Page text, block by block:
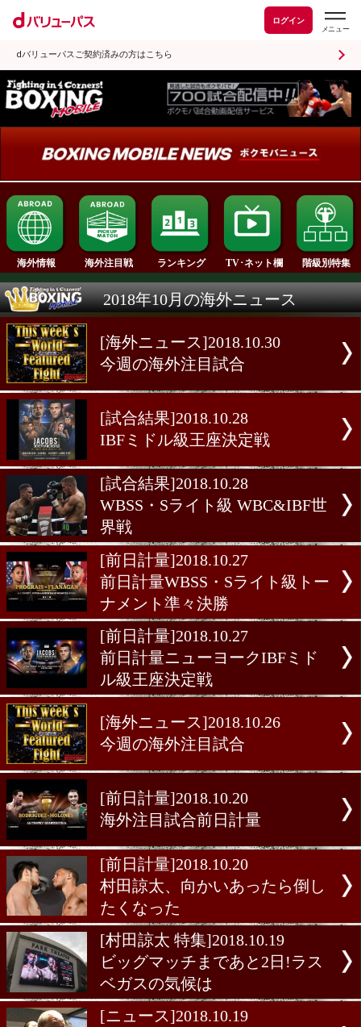
ログイン
dバリューパスご契約済みの方はこちら
海外情報 海外注目戦 ランキング TV･ネット欄
2018年10月の海外ニュース
[海外ニュース]2018.10.30
今週の海外注目試合
[試合結果]2018.10.28
IBFミドル級王座決定戦
[試合結果]2018.10.28
WBSS・Sライト級
界戦
[前日計量]2018.10.27
前日計量WBSS・Sライト
ナメント準々決勝
[前日計量]2018.10.27
前日計量ニューヨークIBF
ル級王座決定戦
[海外ニュース]2018.10.26
今週の海外注目試合
[前日計量]2018.10.20
海外注目試合前日計量